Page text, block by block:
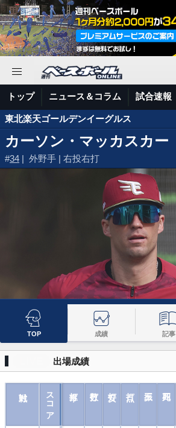
トップ ニュース＆コラム 試合速報
東北楽天ゴールデンイーグルス
カーソン・マッカスカー
#34 | 外野手 | 右投右打
TOP 成績 記事
出場成績
スコア
スコア